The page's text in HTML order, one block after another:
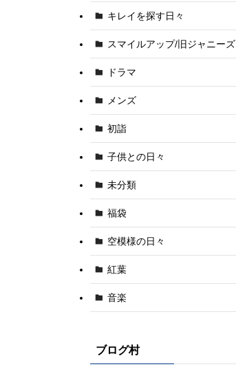
キレイを探す日々
スマイルアップ/旧ジャニーズ
ドラマ
メンズ
初詣
子供との日々
未分類
福袋
空模様の日々
紅葉
音楽
ブログ村